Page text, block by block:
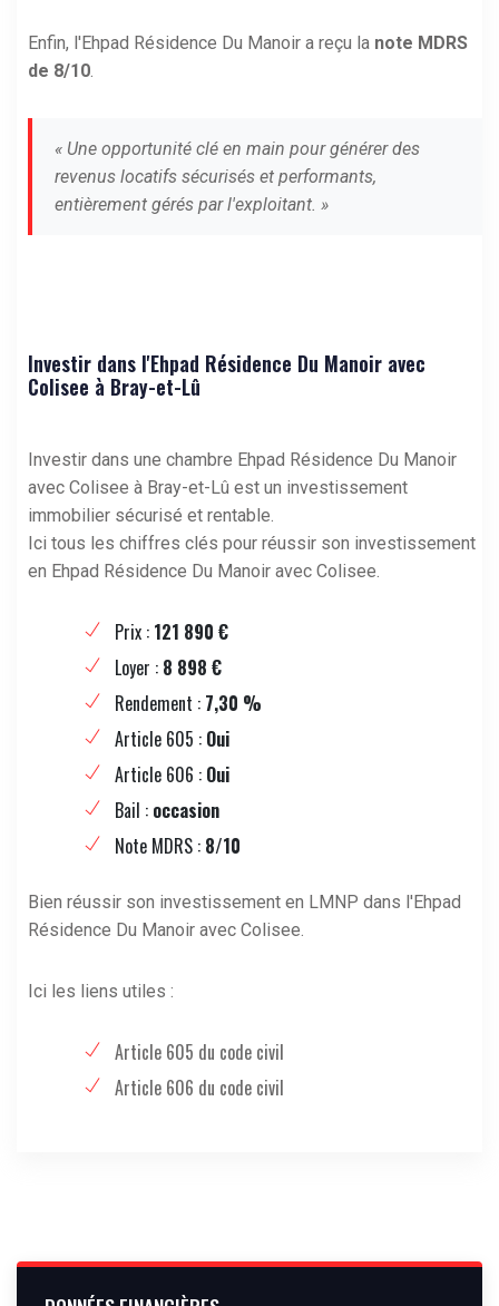
Enfin, l'Ehpad Résidence Du Manoir a reçu la note MDRS
de 8/10.
« Une opportunité clé en main pour générer des
revenus locatifs sécurisés et performants,
entièrement gérés par l'exploitant. »
Investir dans l'Ehpad Résidence Du Manoir avec
Colisee à Bray-et-Lû
Investir dans une chambre Ehpad Résidence Du Manoir
avec Colisee à Bray-et-Lû est un investissement
immobilier sécurisé et rentable.
Ici tous les chiffres clés pour réussir son investissement
en Ehpad Résidence Du Manoir avec Colisee.
Prix : 121 890 €
Loyer : 8 898 €
Rendement : 7,30 %
Article 605 : Oui
Article 606 : Oui
Bail : occasion
Note MDRS : 8/10
Bien réussir son investissement en LMNP dans l'Ehpad
Résidence Du Manoir avec Colisee.
Ici les liens utiles :
Article 605 du code civil
Article 606 du code civil